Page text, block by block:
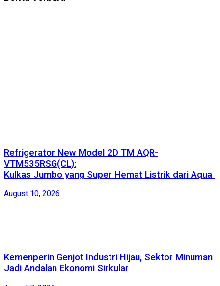
Refrigerator New Model 2D TM AQR-
VTM535RSG(CL):
Kulkas Jumbo yang Super Hemat Listrik dari Aqua
August 10, 2026
Kemenperin Genjot Industri Hijau, Sektor Minuman
Jadi Andalan Ekonomi Sirkular